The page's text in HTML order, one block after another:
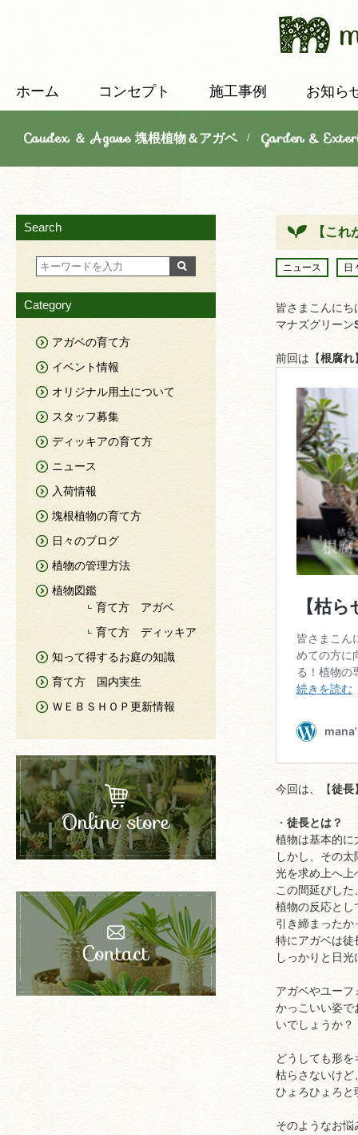
ホーム コンセプト 施工事例 お知ら
Caudex ＆ Agave 塊根植物＆アガベ/Garden &
【こ
ニュース 日
皆さまこんにち
マナズグリーン
前回は【根腐れ
今回は、【徒長
・ 徒長とは？
植物は基本的に
しかし、その
光を求め上へ上
この間延びし
植物の反応とし
引き締まった
特にアガベは徒
しっかりと日
アガベやユー
かっこいい姿で
いでしょうか？
どうしても形
枯らさないけど
ひょろひょろと
そのようなお
Search
Category
アガベの育て方
イベント情報
オリジナル用土について
スタッフ募集
ディッキアの育て方
ニュース
入荷情報
塊根植物の育て方
日々のブログ
植物の管理方法
植物図鑑
育て方 アガベ
育て方 ディッキア
知って得するお庭の知識
育て方 国内実生
ＷＥＢＳＨＯＰ更新情報